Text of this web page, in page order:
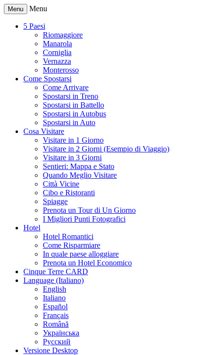
Menu Menu
5 Paesi
Riomaggiore
Manarola
Corniglia
Vernazza
Monterosso
Come Spostarsi
Come Arrivare
Spostarsi in Treno
Spostarsi in Battello
Spostarsi in Autobus
Spostarsi in Auto
Cosa Visitare
Visitare in 1 Giorno
Visitare in 2 Giorni (Esempio di Viaggio)
Visitare in 3 Giorni
Sentieri: Mappa e Stato
Quando Meglio Visitare
Città Vicine
Cibo e Ristoranti
Spiagge
Prenota un Tour di Un Giorno
I Migliori Punti Fotografici
Hotel
Hotel Romantici
Come Risparmiare
In quale paese alloggiare
Prenota un Hotel Economico
Cinque Terre CARD
Language (Italiano)
English
Italiano
Español
Français
Română
Українська
Русский
Versione Desktop